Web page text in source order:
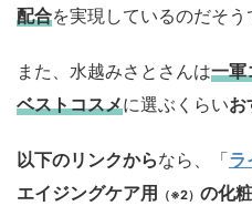
配合を実現しているのだそう
また、水越みさとさんは一軍
ベストコスメに選ぶくらいお
以下のリンクからなら、「ラ
エイジングケア用
（※2） の化